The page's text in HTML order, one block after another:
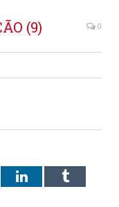
(9) 0
LinkedInTumblr